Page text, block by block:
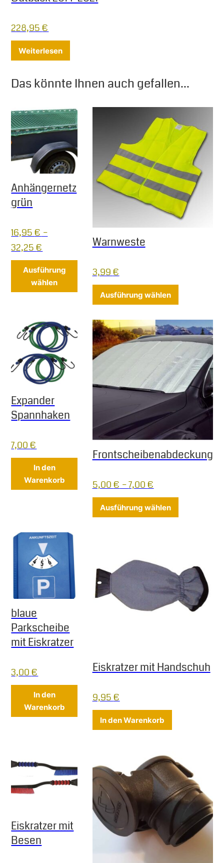
228,95€
Weiterlesen
Das könnte Ihnen auch gefallen...
Anhängernetz
grün
16,95€ –
32,25€
Ausführung
wählen
Warnweste
3,99€
Ausführung wählen
Expander
Spannhaken
7,00€
In den
Warenkorb
Frontscheibenabdeckung
5,00€–7,00€
Ausführung wählen
blaue
Parkscheibe
mit Eiskratzer
3,00€
In den
Warenkorb
Eiskratzer mit Handschuh
9,95€
In den Warenkorb
Eiskratzer mit
Besen